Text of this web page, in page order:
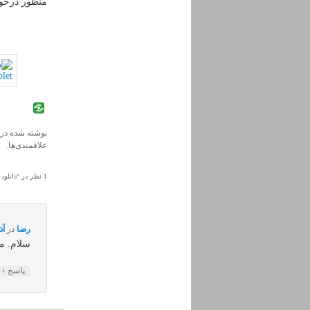
نوشته شده
علاقمندی‌ها.
1 نظر در “
رضا در آذر ۲۸,
سلام.
پاسخ ↓